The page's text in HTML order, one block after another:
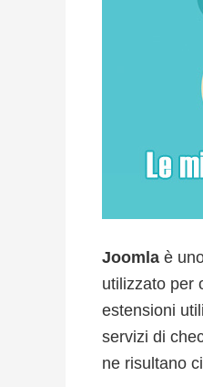
Joomla è
utilizzato per
estensioni
servizi di
ne risultano